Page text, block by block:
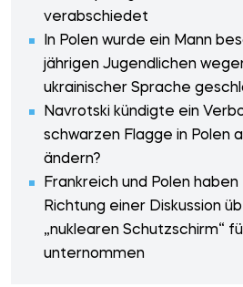
verabschiedet
In Polen wurde ein Mann
jährigen Jugendlichen
ukrainischer Sprache
Navrotski kündigte ein
schwarzen Flagge in Polen
ändern?
Frankreich und Polen
Richtung einer Diskussion
„nuklearen Schutzschirm“
unternommen